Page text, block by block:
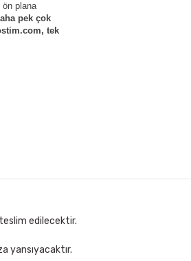
ön plana
pek çok
tek
Ekle
edilecektir.
yansıyacaktır.